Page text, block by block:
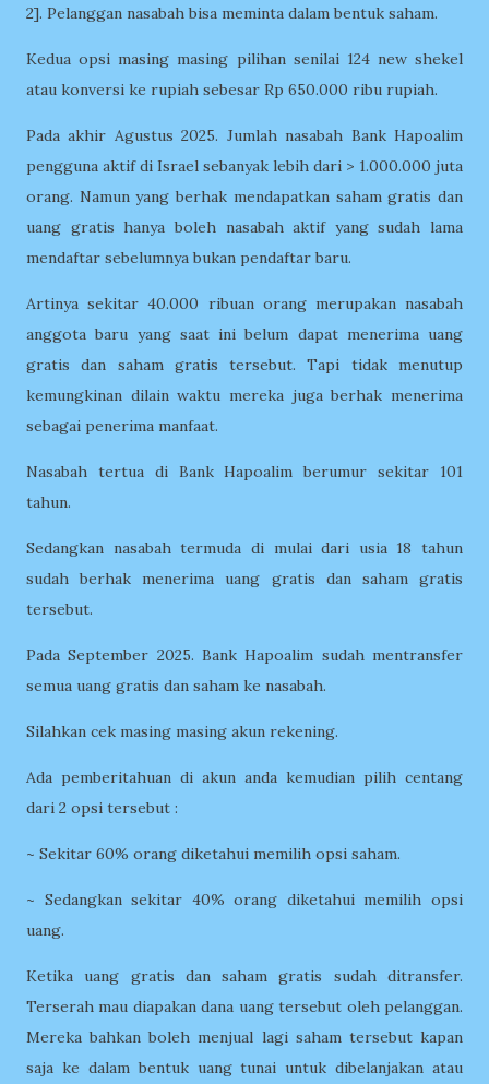
2]. Pelanggan nasabah bisa meminta dalam bentuk saham.
Kedua opsi masing masing pilihan senilai 124 new shekel
atau konversi ke rupiah sebesar Rp 650.000 ribu rupiah.
Pada akhir Agustus 2025. Jumlah nasabah Bank Hapoalim
pengguna aktif di Israel sebanyak lebih dari > 1.000.000 juta
orang. Namun yang berhak mendapatkan saham gratis dan
uang gratis hanya boleh nasabah aktif yang sudah lama
mendaftar sebelumnya bukan pendaftar baru.
Artinya sekitar 40.000 ribuan orang merupakan nasabah
anggota baru yang saat ini belum dapat menerima uang
gratis dan saham gratis tersebut. Tapi tidak menutup
kemungkinan dilain waktu mereka juga berhak menerima
sebagai penerima manfaat.
Nasabah tertua di Bank Hapoalim berumur sekitar 101
tahun.
Sedangkan nasabah termuda di mulai dari usia 18 tahun
sudah berhak menerima uang gratis dan saham gratis
tersebut.
Pada September 2025. Bank Hapoalim sudah mentransfer
semua uang gratis dan saham ke nasabah.
Silahkan cek masing masing akun rekening.
Ada pemberitahuan di akun anda kemudian pilih centang
dari 2 opsi tersebut :
~ Sekitar 60% orang diketahui memilih opsi saham.
~ Sedangkan sekitar 40% orang diketahui memilih opsi
uang.
Ketika uang gratis dan saham gratis sudah ditransfer.
Terserah mau diapakan dana uang tersebut oleh pelanggan.
Mereka bahkan boleh menjual lagi saham tersebut kapan
saja ke dalam bentuk uang tunai untuk dibelanjakan atau